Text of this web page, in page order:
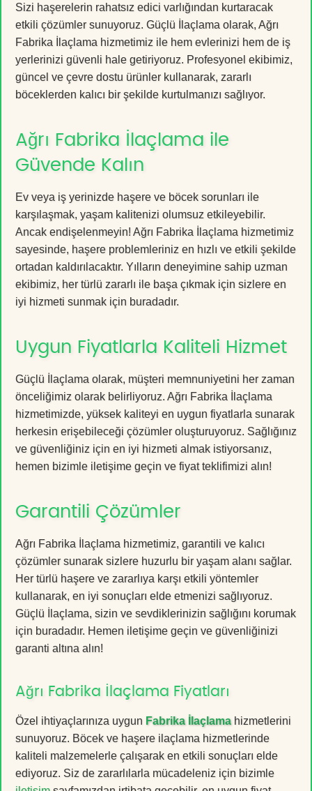
Sizi haşerelerin rahatsız edici varlığından kurtaracak
etkili çözümler sunuyoruz. Güçlü İlaçlama olarak, Ağrı
Fabrika İlaçlama hizmetimiz ile hem evlerinizi hem de iş
yerlerinizi güvenli hale getiriyoruz. Profesyonel ekibimiz,
güncel ve çevre dostu ürünler kullanarak, zararlı
böceklerden kalıcı bir şekilde kurtulmanızı sağlıyor.
Ağrı Fabrika İlaçlama ile
Güvende Kalın
Ev veya iş yerinizde haşere ve böcek sorunları ile
karşılaşmak, yaşam kalitenizi olumsuz etkileyebilir.
Ancak endişelenmeyin! Ağrı Fabrika İlaçlama hizmetimiz
sayesinde, haşere problemleriniz en hızlı ve etkili şekilde
ortadan kaldırılacaktır. Yılların deneyimine sahip uzman
ekibimiz, her türlü zararlı ile başa çıkmak için sizlere en
iyi hizmeti sunmak için buradadır.
Uygun Fiyatlarla Kaliteli Hizmet
Güçlü İlaçlama olarak, müşteri memnuniyetini her zaman
önceliğimiz olarak belirliyoruz. Ağrı Fabrika İlaçlama
hizmetimizde, yüksek kaliteyi en uygun fiyatlarla sunarak
herkesin erişebileceği çözümler oluşturuyoruz. Sağlığınız
ve güvenliğiniz için en iyi hizmeti almak istiyorsanız,
hemen bizimle iletişime geçin ve fiyat teklifimizi alın!
Garantili Çözümler
Ağrı Fabrika İlaçlama hizmetimiz, garantili ve kalıcı
çözümler sunarak sizlere huzurlu bir yaşam alanı sağlar.
Her türlü haşere ve zararlıya karşı etkili yöntemler
kullanarak, en iyi sonuçları elde etmenizi sağlıyoruz.
Güçlü İlaçlama, sizin ve sevdiklerinizin sağlığını korumak
için buradadır. Hemen iletişime geçin ve güvenliğinizi
garanti altına alın!
Ağrı Fabrika İlaçlama Fiyatları
Özel ihtiyaçlarınıza uygun Fabrika İlaçlamahizmetlerini
sunuyoruz. Böcek ve haşere ilaçlama hizmetlerinde
kaliteli malzemelerle çalışarak en etkili sonuçları elde
ediyoruz. Siz de zararlılarla mücadeleniz için bizimle